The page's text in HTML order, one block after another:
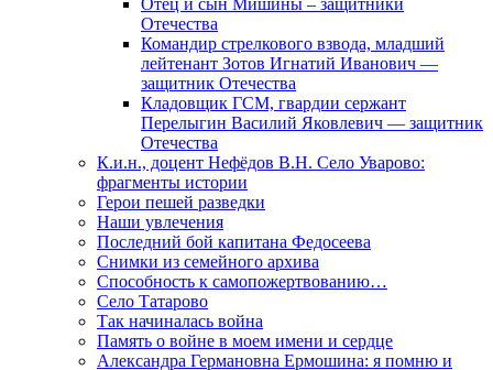
Отец и сын Мишины – защитники
Отечества
Командир стрелкового взвода, младший
лейтенант Зотов Игнатий Иванович —
защитник Отечества
Кладовщик ГСМ, гвардии сержант
Перелыгин Василий Яковлевич — защитник
Отечества
К.и.н., доцент Нефёдов В.Н. Село Уварово:
фрагменты истории
Герои пешей разведки
Наши увлечения
Последний бой капитана Федосеева
Снимки из семейного архива
Способность к самопожертвованию…
Село Татарово
Так начиналась война
Память о войне в моем имени и сердце
Александра Германовна Ермошина: я помню и